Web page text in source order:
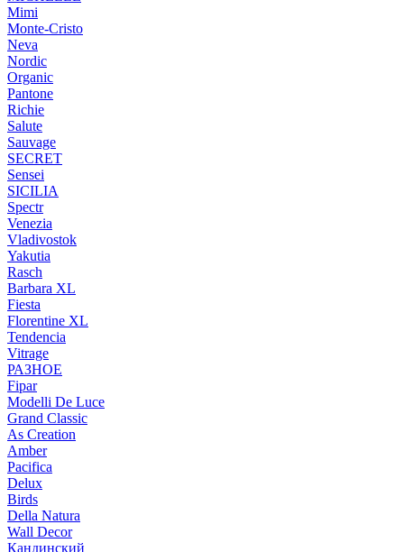
Mimi
Monte-Cristo
Neva
Nordic
Organic
Pantone
Richie
Salute
Sauvage
SECRET
Sensei
SICILIA
Spectr
Venezia
Vladivostok
Yakutia
Rasch
Barbara XL
Fiesta
Florentine XL
Tendencia
Vitrage
РАЗНОЕ
Fipar
Modelli De Luce
Grand Classic
As Creation
Amber
Pacifica
Delux
Birds
Della Natura
Wall Decor
Кандинский